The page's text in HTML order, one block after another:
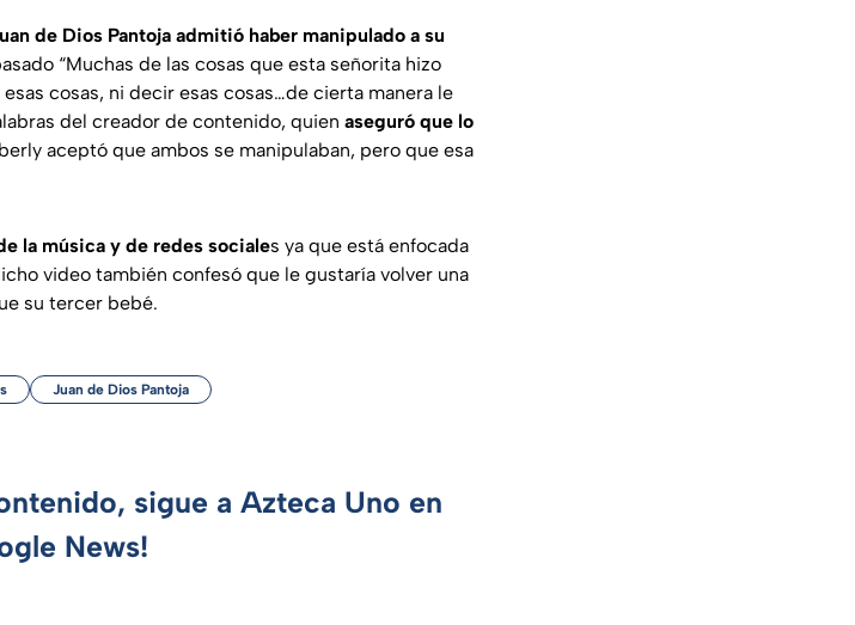
de Dios Pantoja admitió haber manipulado a su
“Muchas de las cosas que esta señorita hizo
cosas, ni decir esas cosas…de cierta manera le
del creador de contenido, quien aseguró que lo
aceptó que ambos se manipulaban, pero que esa
la música y de redes sociales ya que está enfocada
video también confesó que le gustaría volver una
su tercer bebé.
Juan de Dios Pantoja
sigue a Azteca Uno en
News!